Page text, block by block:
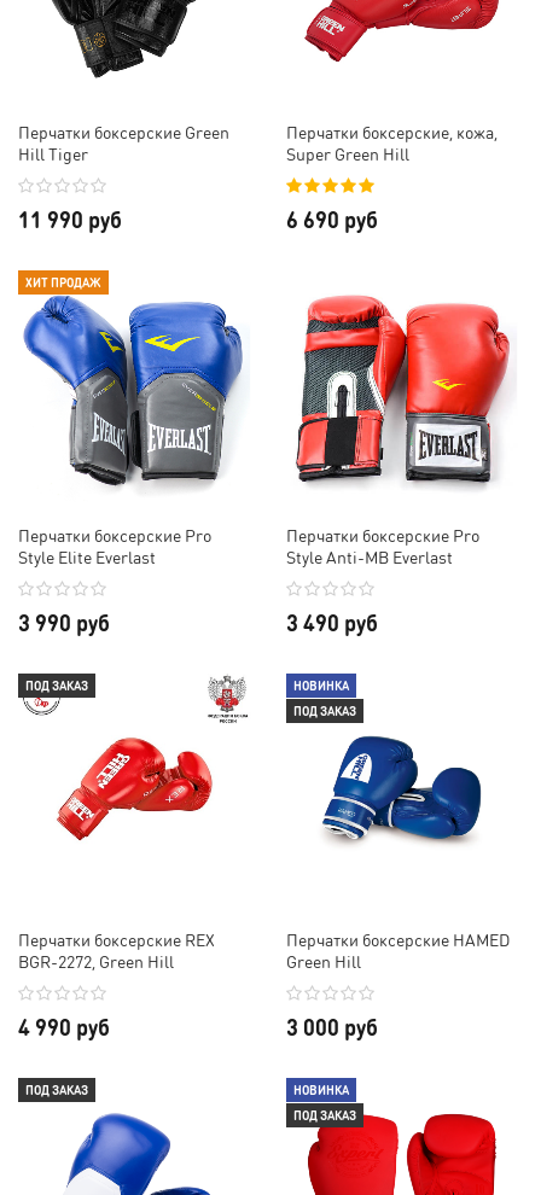
Перчатки боксерские Green
Hill Tiger
11 990 руб
Перчатки боксерские, кожа,
Super Green Hill
6 690 руб
ХИТ ПРОДАЖ
Перчатки боксерские Pro
Style Elite Everlast
3 990 руб
Перчатки боксерские Pro
Style Anti-MB Everlast
3 490 руб
ПОД ЗАКАЗ
Перчатки боксерские REX
BGR-2272, Green Hill
4 990 руб
НОВИНКА
ПОД ЗАКАЗ
Перчатки боксерские HAMED
Green Hill
3 000 руб
ПОД ЗАКАЗ
НОВИНКА
ПОД ЗАКАЗ